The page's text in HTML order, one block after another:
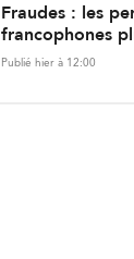
Fraudes : les
francophones
Publié hier à 12:00